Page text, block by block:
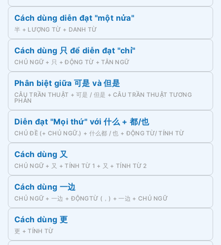
Cách dùng diễn đạt "một nửa"
半 + LƯỢNG TỪ + DANH TỪ
Cách dùng 只 để diễn đạt "chỉ"
CHỦ NGỮ + 只 + ĐỘNG TỪ + TÂN NGỮ
Phân biệt giữa 可是 và 但是
CÂU TRẦN THUẬT + 可是 / 但是 + CÂU TRẦN THUẬT TƯƠNG
PHẢN
Diễn đạt "Mọi thứ" với 什么 + 都/也
CHỦ ĐỀ (+ CHỦ NGỮ.) + 什么都 / 也 + ĐỘNG TỪ/ TÍNH TỪ
Cách dùng 又
CHỦ NGỮ + 又 + TÍNH TỪ 1 + 又 + TÍNH TỪ 2
Cách dùng 一边
CHỦ NGỮ + 一边 + ĐỘNGTỪ (，) + 一边 + CHỦ NGỮ
Cách dùng 更
更 + TÍNH TỪ